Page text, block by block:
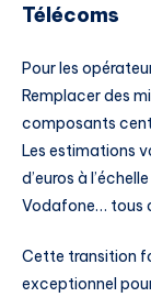
Télécoms
Pour les
Remplacer des
composants
Les estimations
d’euros à
Vodafone… tous
Cette transition
exceptionnel